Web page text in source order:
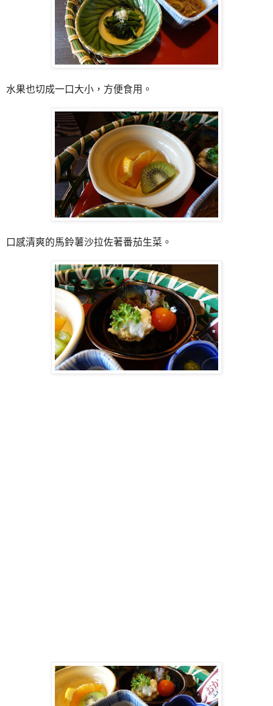
水果也切成一口大小，方便食用。
口感清爽的馬鈴薯沙拉佐著番茄生菜。